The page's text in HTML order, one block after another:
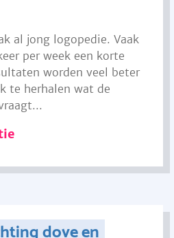
al jong logopedie. Vaak
per week een korte
worden veel beter
te herhalen wat de